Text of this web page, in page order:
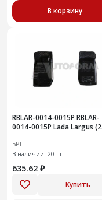
В корзину
RВLАR-0014-0015Р RВLАR-
0014-0015Р Lada Largus (2
БРТ
В наличии: 20 шт.
635.62 ₽
Купить